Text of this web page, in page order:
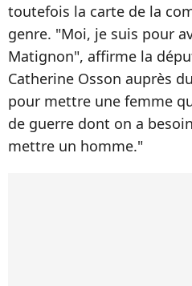
toutefois la carte de la
genre. "Moi, je suis pour
Matignon", affirme la
Catherine Osson auprès
pour mettre une femme
de guerre dont on a
mettre un homme."